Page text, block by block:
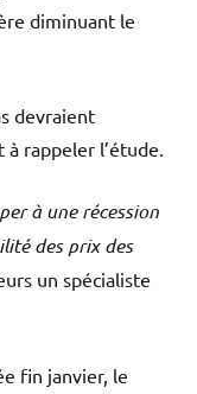
diminuant le
devraient
rappeler l’étude.
à une récession
des prix des
un spécialiste
fin janvier, le